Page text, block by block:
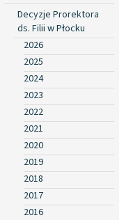
Decyzje Prorektora
ds. Filii w Płocku
2026
2025
2024
2023
2022
2021
2020
2019
2018
2017
2016